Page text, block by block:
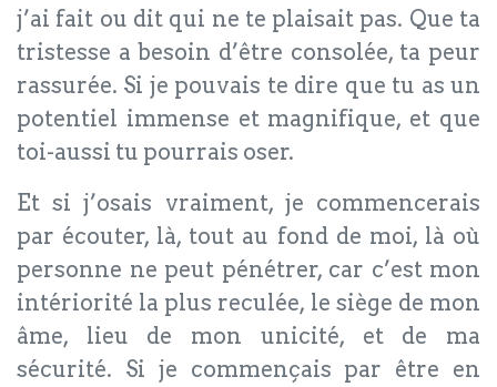
j’ai fait ou dit qui ne te plaisait pas. Que ta
tristesse a besoin d’être consolée, ta peur
rassurée. Si je pouvais te dire que tu as un
potentiel immense et magnifique, et que
toi-aussi tu pourrais oser.
Et si j’osais vraiment, je commencerais
par écouter, là, tout au fond de moi, là où
personne ne peut pénétrer, car c’est mon
intériorité la plus reculée, le siège de mon
âme, lieu de mon unicité, et de ma
sécurité. Si je commençais par être en